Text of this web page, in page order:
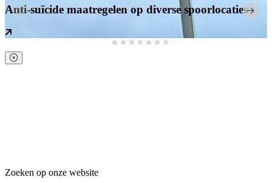
Anti-suïcide maatregelen op diverse spoorlocaties
Zoeken op onze website